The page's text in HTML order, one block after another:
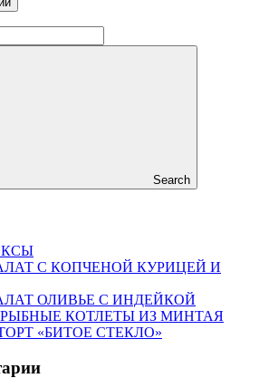
Search
С КОПЧЕНОЙ КУРИЦЕЙ И
ОЛИВЬЕ С ИНДЕЙКОЙ
КОТЛЕТЫ ИЗ МИНТАЯ
«БИТОЕ СТЕКЛО»